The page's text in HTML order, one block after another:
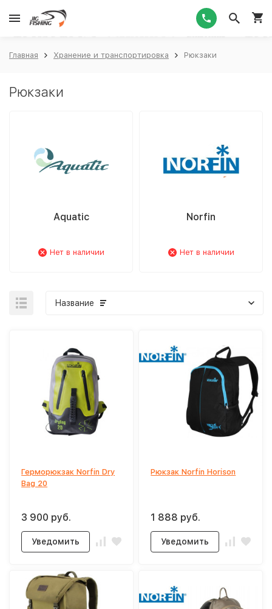
Главная Хранение и транспортировка Рюкзаки
Рюкзаки
Aquatic
Нет в наличии
Norfin
Нет в наличии
Название
Герморюкзак Norfin Dry
Bag 20
3 900 руб.
Уведомить
Рюкзак Norfin Horison
1 888 руб.
Уведомить